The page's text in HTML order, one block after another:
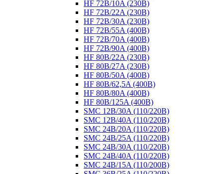
HF 72B/10A (230B)
HF 72B/22A (230B)
HF 72B/30A (230B)
HF 72B/55A (400B)
HF 72B/70A (400B)
HF 72B/90A (400B)
HF 80B/22A (230B)
HF 80B/27A (230B)
HF 80B/50A (400B)
HF 80B/62,5A (400B)
HF 80B/80A (400B)
HF 80B/125A (400B)
SMC 12B/30A (110/220B)
SMC 12B/40A (110/220B)
SMC 24B/20A (110/220B)
SMC 24B/25A (110/220B)
SMC 24B/30A (110/220B)
SMC 24B/40A (110/220B)
SMC 24B/15A (110/200B)